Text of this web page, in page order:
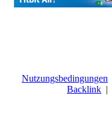
Nutzungsbedingungen
Backlink |